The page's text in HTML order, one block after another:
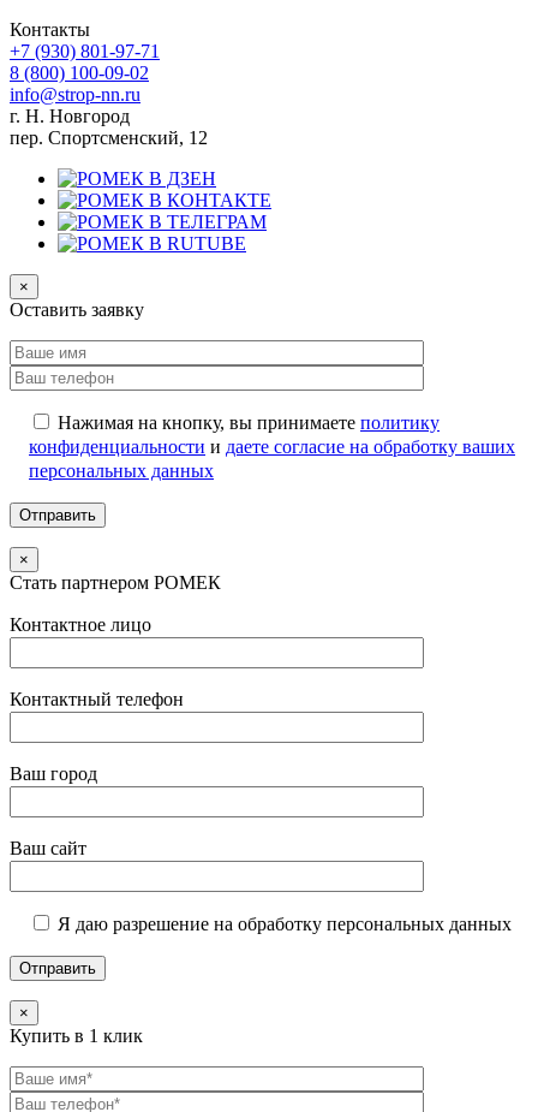
Контакты
+7 (930) 801-97-71
8 (800) 100-09-02
info@strop-nn.ru
г. Н. Новгород
пер. Спортсменский, 12
×
Оставить заявку
Нажимая на кнопку, вы принимаете политику
конфиденциальности и даете согласие на обработку ваших
персональных данных
×
Стать партнером РОМЕК
Контактное лицо
Контактный телефон
Ваш город
Ваш сайт
Я даю разрешение на обработку персональных данных
×
Купить в 1 клик